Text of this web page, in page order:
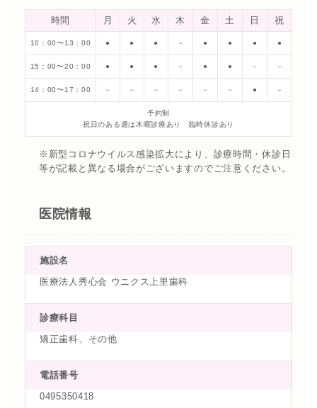
時間 月 火 水 木 金 土 日 祝
10：00〜13：00 ● ● ● － ● ● ● ●
15：00〜20：00 ● ● ● － ● ● － －
14：00〜17：00 － － － － － － ● －
予約制
祝日のある週は木曜診療あり 臨時休診あり
※新型コロナウイルス感染拡大により、診療時間・休診日
等が記載と異なる場合がございますのでご注意ください。
医院情報
施設名
医療法人秀心会 ウニクス上里歯科
診療科目
矯正歯科、その他
電話番号
0495350418